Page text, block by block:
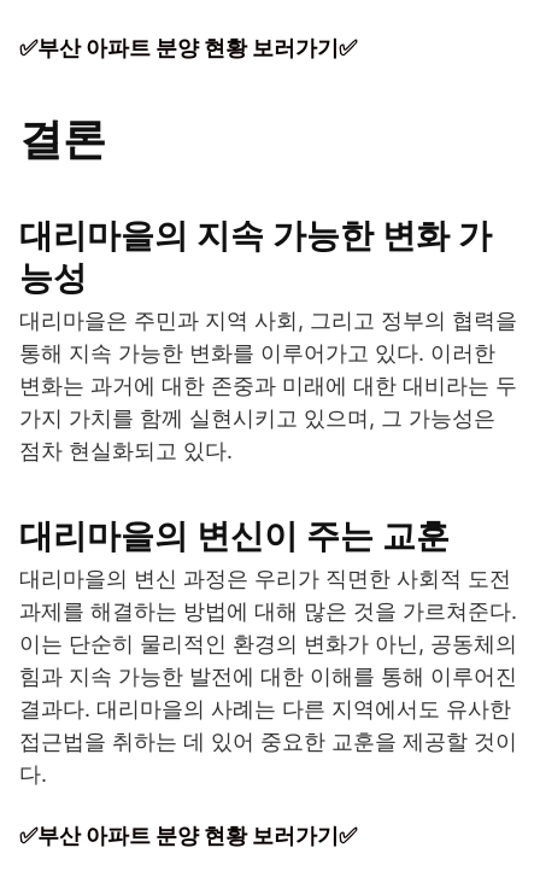
✅부산 아파트 분양 현황 보러가기✅
결론
대리마을의 지속 가능한 변화 가
능성
대리마을은 주민과 지역 사회, 그리고 정부의 협력을
통해 지속 가능한 변화를 이루어가고 있다. 이러한
변화는 과거에 대한 존중과 미래에 대한 대비라는 두
가지 가치를 함께 실현시키고 있으며, 그 가능성은
점차 현실화되고 있다.
대리마을의 변신이 주는 교훈
대리마을의 변신 과정은 우리가 직면한 사회적 도전
과제를 해결하는 방법에 대해 많은 것을 가르쳐준다.
이는 단순히 물리적인 환경의 변화가 아닌, 공동체의
힘과 지속 가능한 발전에 대한 이해를 통해 이루어진
결과다. 대리마을의 사례는 다른 지역에서도 유사한
접근법을 취하는 데 있어 중요한 교훈을 제공할 것이
다.
✅부산 아파트 분양 현황 보러가기✅